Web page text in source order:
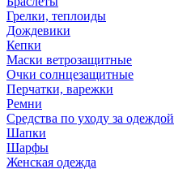
Грелки, теплоиды
Дождевики
Кепки
Маски ветрозащитные
Очки солнцезащитные
Перчатки, варежки
Ремни
Средства по уходу за одеждой
Шапки
Шарфы
Женская одежда